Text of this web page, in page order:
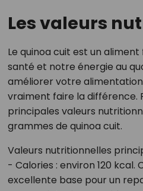
Les valeurs
Le quinoa cuit est un
santé et notre énergie au
améliorer votre alimentation
vraiment faire la différence.
principales valeurs
grammes de quinoa cuit.
Valeurs nutritionnelles
- Calories : environ 120 kcal.
excellente base pour un